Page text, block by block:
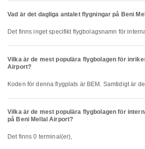
Vad är det dagliga antalet flygningar på Beni
Det finns inget specifikt flygbolagsnamn för
Vilka är de mest populära flygbolagen för
Airport?
Koden för denna flygplats är BEM. Samtidigt är
Vilka är de mest populära flygbolagen för
på Beni Mellal Airport?
Det finns 0 terminal(er),